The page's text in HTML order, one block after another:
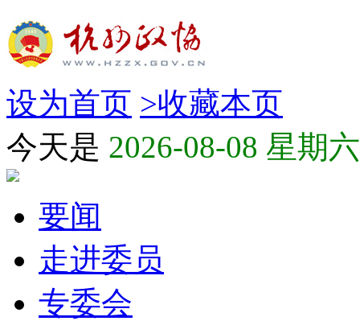
设为首页 >收藏本页
今天是 2026-08-08 星期六
要闻
走进委员
专委会